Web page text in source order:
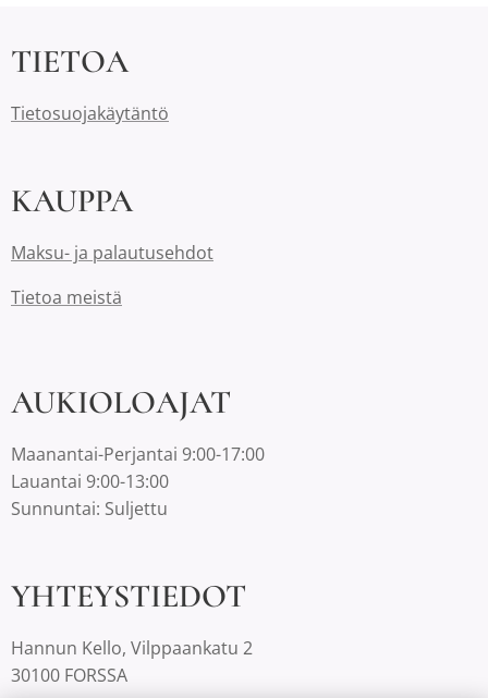
TIETOA
Tietosuojakäytäntö
KAUPPA
Maksu- ja palautusehdot
Tietoa meistä
AUKIOLOAJAT
Maanantai-Perjantai 9:00-17:00
Lauantai 9:00-13:00
Sunnuntai: Suljettu
YHTEYSTIEDOT
Hannun Kello, Vilppaankatu 2
30100 FORSSA